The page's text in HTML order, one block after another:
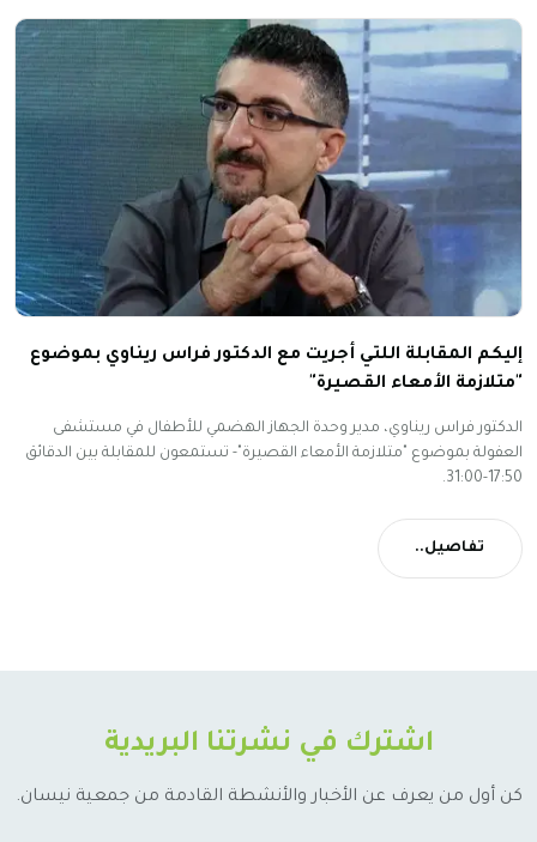
إليكم المقابلة اللتي أجريت مع الدكتور فراس ريناوي بموضوع
"متلازمة الأمعاء القصيرة"
الدكتور فراس ريناوي، مدير وحدة الجهاز الهضمي للأطفال في مستشفى
العفولة بموضوع "متلازمة الأمعاء القصيرة"- تستمعون للمقابلة بين الدقائق
17:50-31:00.
تفاصيل..
اشترك في نشرتنا البريدية
كن أول من يعرف عن الأخبار والأنشطة القادمة من جمعية نيسان.